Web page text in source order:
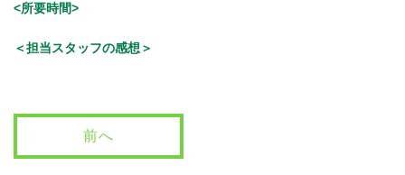
<所要時間>
＜担当スタッフの感想＞
前へ